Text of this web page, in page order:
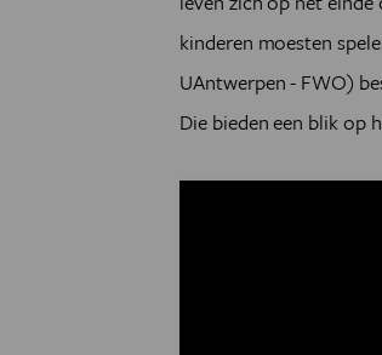
kinderen moesten
UAntwerpen - FWO)
Die bieden een blik op